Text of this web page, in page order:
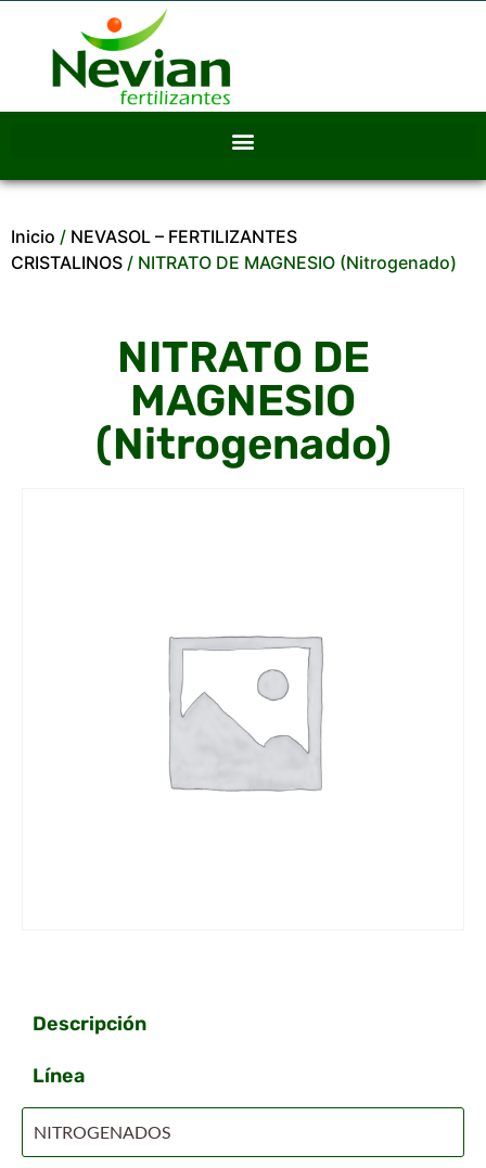
Inicio / NEVASOL – FERTILIZANTES
CRISTALINOS / NITRATO DE MAGNESIO (Nitrogenado)
NITRATO DE
MAGNESIO
(Nitrogenado)
Descripción
Línea
NITROGENADOS